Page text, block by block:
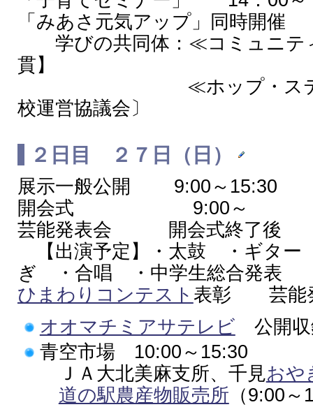
「みあさ元気アップ」同時開催
学びの共同体：≪コミュニテ
貫】
≪ホップ・ステップ
校運営協議会〕
２日目 ２７日（日）
展示一般公開 9:00～15:30
開会式 9:00～
芸能発表会 開会式終了後
【出演予定】・太鼓 ・ギタ
ぎ ・合唱 ・中学生総合発表
ひまわりコンテスト 表彰 芸能
オオマチミアサテレビ 公開
青空市場 10:00～15:30
ＪＡ大北美麻支所、千見おや
道の駅農産物販売所 （9:00～